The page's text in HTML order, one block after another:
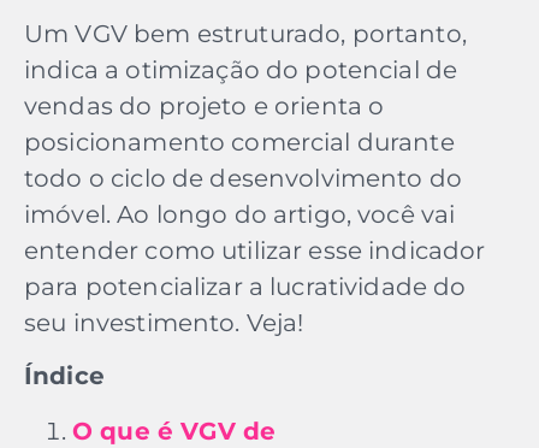
Um VGV bem estruturado, portanto,
indica a otimização do potencial de
vendas do projeto e orienta o
posicionamento comercial durante
todo o ciclo de desenvolvimento do
imóvel. Ao longo do artigo, você vai
entender como utilizar esse indicador
para potencializar a lucratividade do
seu investimento. Veja!
Índice
O que é VGV de